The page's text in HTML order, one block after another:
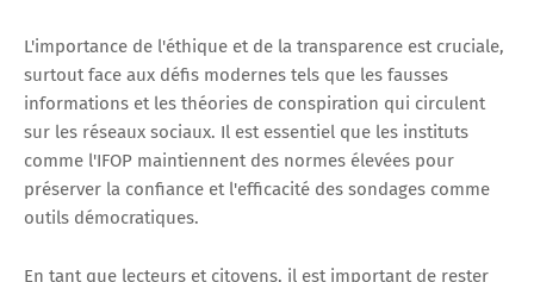
L'importance de l'éthique et de la transparence est cruciale,
surtout face aux défis modernes tels que les fausses
informations et les théories de conspiration qui circulent
sur les réseaux sociaux. Il est essentiel que les instituts
comme l'IFOP maintiennent des normes élevées pour
préserver la confiance et l'efficacité des sondages comme
outils démocratiques.
En tant que lecteurs et citoyens, il est important de rester